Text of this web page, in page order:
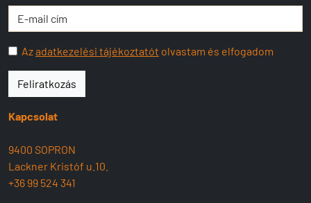
Azadatkezelési tájékoztatót olvastam és elfogadom
Feliratkozás
Kapcsolat
9400 SOPRON
Lackner Kristóf u.10.
+36 99 524 341